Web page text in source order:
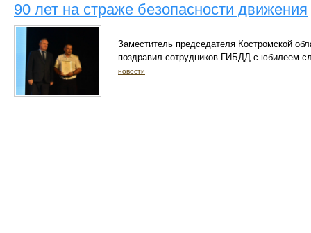
90 лет на страже безопасности движения
Заместитель председателя Костромской
поздравил сотрудников ГИБДД с юбилеем
новости